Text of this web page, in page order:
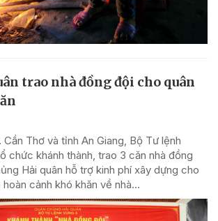
trao nhà đồng đội cho quân
Thơ và tỉnh An Giang, Bộ Tư lệnh
chức khánh thành, trao 3 căn nhà đồng
Hải quân hỗ trợ kinh phí xây dựng cho
cảnh khó khăn về nhà...